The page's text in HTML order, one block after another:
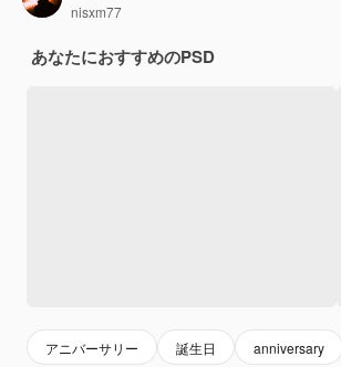
nisxm77
あなたにおすすめのPSD
アニバーサリー 誕生日 anniversary